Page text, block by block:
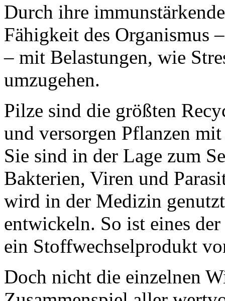
Durch ihre
Fähigkeit des Organismus
– mit Belastungen, wie
umzugehen.
Pilze sind die größten
und versorgen Pflanzen
Sie sind in der Lage zum
Bakterien, Viren und
wird in der Medizin
entwickeln. So ist eines
ein Stoffwechselprodukt
Doch nicht die einzelnen